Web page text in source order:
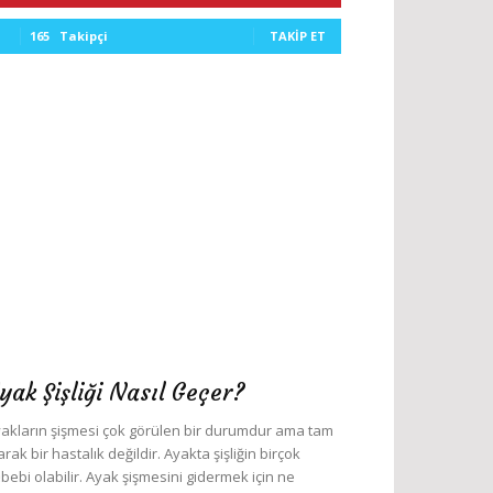
165 Takipçi TAKIP ET
Şişliği Nasıl Geçer?
şişmesi çok görülen bir durumdur ama tam
bir hastalık değildir. Ayakta şişliğin birçok
olabilir. Ayak şişmesini gidermek için ne